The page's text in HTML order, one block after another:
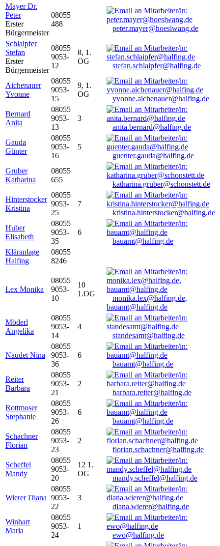
Mayer Dr.
Peter
Erster
Bürgermeister
08055
488
peter.mayer@hoeslwang.de
Schlaipfer
Stefan
Erster
Bürgermeister
08055
9053-
12
8, 1.
OG
stefan.schlaipfer@halfing.de
Aichenauer
Yvonne
08055
9053-
15
9, 1.
OG
yvonne.aichenauer@halfing.de
Bernard
Anita
08055
9053-
13
3
anita.bernard@halfing.de
Gauda
Günter
08055
9053-
16
5
guenter.gauda@halfing.de
Gruber
Katharina
08055
655
katharina.gruber@schonstett.de
Hinterstocker
Kristina
08055
9053-
25
7
kristina.hinterstocker@halfing.de
Huber
Elisabeth
08055
9053-
35
6
bauamt@halfing.de
Kläranlage
Halfing
08055
8246
Lex Monika
08055
9053-
10
10
1.OG
monika.lex@halfing.de,
bauamt@halfing.de
Möderl
Angelika
08055
9053-
14
4
standesamt@halfing.de
Naudet Nina
08055
9053-
36
6
bauamt@halfing.de
Reiter
Barbara
08055
9053-
21
2
barbara.reiter@halfing.de
Rottmoser
Stephanie
08055
9053-
26
6
bauamt@halfing.de
Schachner
Florian
08055
9053-
23
2
florian.schachner@halfing.de
Scheffel
Mandy
08055
9053-
20
12 1.
OG
mandy.scheffel@halfing.de
Wierer Diana
08055
9053-
22
3
diana.wierer@halfing.de
Winhart
Maria
08055
9053-
24
1
ewo@halfing.de